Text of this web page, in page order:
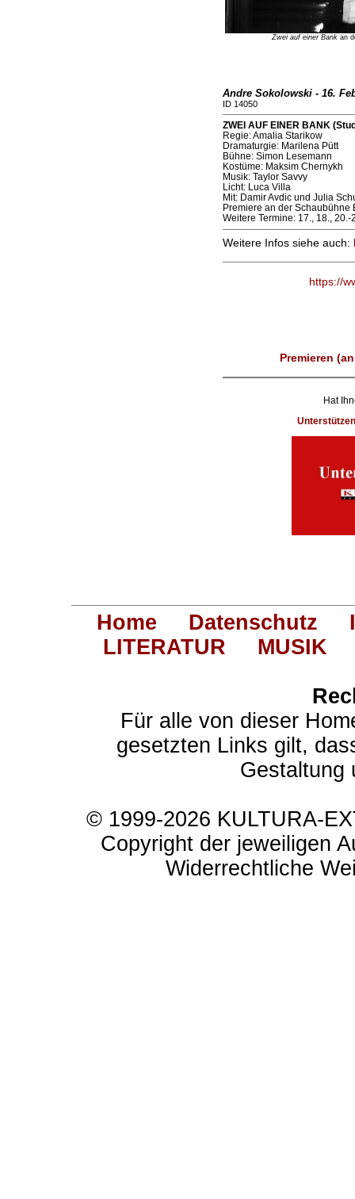
Zwei auf einer Bank an
Andre Sokolowski - 16.
ID 14050
ZWEI AUF EINER BANK
Regie: Amalia Starikow
Dramaturgie: Marilena Pütt
Bühne: Simon Lesemann
Kostüme: Maksim Chernykh
Musik: Taylor Savvy
Licht: Luca Villa
Mit: Damir Avdic und Julia
Premiere an der Schaubühne
Weitere Termine: 17., 18.,
Weitere Infos siehe auch:
https://
Premieren
Hat
Home Datenschutz
LITERATUR
MUSIK
Für alle von dieser
gesetzten Links gilt,
Gestaltung
© 1999-2026 KULTURA-
Copyright der jeweiligen
Widerrechtliche